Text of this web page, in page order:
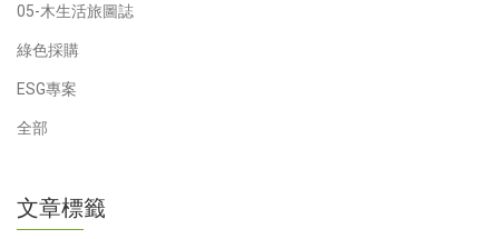
05-木生活旅圖誌
綠色採購
ESG專案
全部
文章標籤